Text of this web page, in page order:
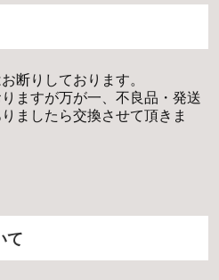
断りしております。
ますが万が一、不良品・発送
ましたら交換させて頂きま
て